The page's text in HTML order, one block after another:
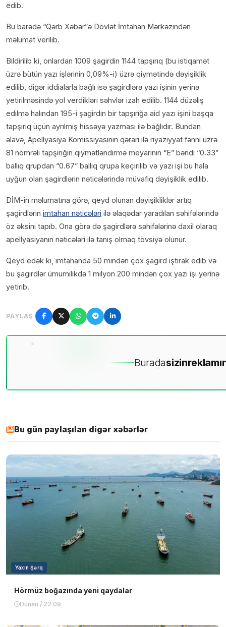
edib.
Bu barədə “Qərb Xəbər”ə Dövlət İmtahan Mərkəzindən
məlumat verilib.
Bildirilib ki, onlardan 1009 şagirdin 1144 tapşırıq (bu istiqamət
üzrə bütün yazı işlərinin 0,09%-i) üzrə qiymətində dəyişiklik
edilib, digər iddialarla bağlı isə şagirdlərə yazı işinin yerinə
yetirilməsində yol verdikləri səhvlər izah edilib. 1144 düzəliş
edilmə halından 195-i şagirdin bir tapşırığa aid yazı işini başqa
tapşırıq üçün ayrılmış hissəyə yazması ilə bağlıdır. Bundan
əlavə, Apellyasiya Komissiyasının qərarı ilə riyaziyyat fənni üzrə
81 nömrəli tapşırığın qiymətləndirmə meyarının “E” bəndi “0.33”
ballıq qrupdan “0.67” ballıq qrupa keçirilib və yazı işi bu hala
uyğun olan şagirdlərin nəticələrində müvafiq dəyişiklik edilib.
DİM-in məlumatına görə, qeyd olunan dəyişikliklər artıq
şagirdlərin imtahan nəticələri ilə əlaqədar yaradılan səhifələrində
öz əksini tapıb. Ona görə də şagirdlərə səhifələrinə daxil olaraq
apellyasiyanın nəticələri ilə tanış olmaq tövsiyə olunur.
Qeyd edək ki, imtahanda 50 mindən çox şagird iştirak edib və
bu şagirdlər ümumilikdə 1 milyon 200 mindən çox yazı işi yerinə
yetirib.
PAYLAŞ
Buradasizin
Bu gün paylaşılan digər xəbərlər
Yaxın Şərq
Hörmüz boğazında yeni qaydalar
Dünən / 22:09